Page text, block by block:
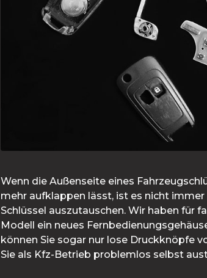
Wenn die Außenseite eines
mehr aufklappen lässt, ist es nicht
Schlüssel auszutauschen. Wir haben für
Modell ein neues
können Sie sogar nur lose Druckknöpfe
Sie als Kfz-Betrieb problemlos selbst